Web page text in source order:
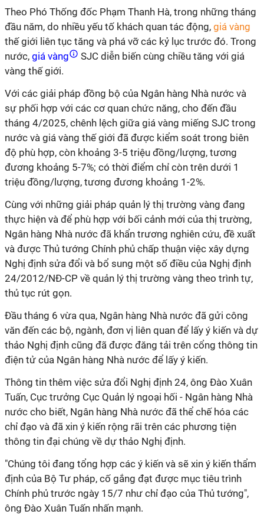
Theo Phó Thống đốc Phạm Thanh Hà, trong những tháng
đầu năm, do nhiều yếu tố khách quan tác động, giá vàng
thế giới liên tục tăng và phá vỡ các kỷ lục trước đó. Trong
nước, giá vàng
SJC diễn biến cùng chiều tăng với giá
vàng thế giới.
Với các giải pháp đồng bộ của Ngân hàng Nhà nước và
sự phối hợp với các cơ quan chức năng, cho đến đầu
tháng 4/2025, chênh lệch giữa giá vàng miếng SJC trong
nước và giá vàng thế giới đã được kiểm soát trong biên
độ phù hợp, còn khoảng 3-5 triệu đồng/lượng, tương
đương khoảng 5-7%; có thời điểm chỉ còn trên dưới 1
triệu đồng/lượng, tương đương khoảng 1-2%.
Cùng với những giải pháp quản lý thị trường vàng đang
thực hiện và để phù hợp với bối cảnh mới của thị trường,
Ngân hàng Nhà nước đã khẩn trương nghiên cứu, đề xuất
và được Thủ tướng Chính phủ chấp thuận việc xây dựng
Nghị định sửa đổi và bổ sung một số điều của Nghị định
24/2012/NĐ-CP về quản lý thị trường vàng theo trình tự,
thủ tục rút gọn.
Đầu tháng 6 vừa qua, Ngân hàng Nhà nước đã gửi công
văn đến các bộ, ngành, đơn vị liên quan để lấy ý kiến và dự
thảo Nghị định cũng đã được đăng tải trên cổng thông tin
điện tử của Ngân hàng Nhà nước để lấy ý kiến.
Thông tin thêm việc sửa đổi Nghị định 24, ông Đào Xuân
Tuấn, Cục trưởng Cục Quản lý ngoại hối - Ngân hàng Nhà
nước cho biết, Ngân hàng Nhà nước đã thể chế hóa các
chỉ đạo và đã xin ý kiến rộng rãi trên các phương tiện
thông tin đại chúng về dự thảo Nghị định.
"Chúng tôi đang tổng hợp các ý kiến và sẽ xin ý kiến thẩm
định của Bộ Tư pháp, cố gắng đạt được mục tiêu trình
Chính phủ trước ngày 15/7 như chỉ đạo của Thủ tướng",
ông Đào Xuân Tuấn nhấn mạnh.